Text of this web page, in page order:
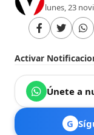
lunes, 23
Activar
Únete a
G